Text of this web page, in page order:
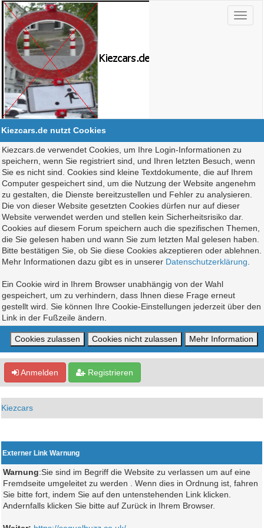
Kiezcars.de nutzt Cookies
Kiezcars.de verwendet Cookies, um Ihre Login-Informationen zu
speichern, wenn Sie registriert sind, und Ihren letzten Besuch, wenn
Sie es nicht sind. Cookies sind kleine Textdokumente, die auf Ihrem
Computer gespeichert sind, um die Nutzung der Website angenehm
zu gestalten, die Dienste bereitzustellen und Fehler zu analysieren.
Die von dieser Website gesetzten Cookies dürfen nur auf dieser
Website verwendet werden und stellen kein Sicherheitsrisiko dar.
Cookies auf diesem Forum speichern auch die spezifischen Themen,
die Sie gelesen haben und wann Sie zum letzten Mal gelesen haben.
Bitte bestätigen Sie, ob Sie diese Cookies akzeptieren oder ablehnen.
Mehr Informationen dazu gibt es in unserer Datenschutzerklärung
Ein Cookie wird in Ihrem Browser unabhängig von der Wahl
gespeichert, um zu verhindern, dass Ihnen diese Frage erneut
gestellt wird. Sie können Ihre Cookie-Einstellungen jederzeit über den
Link in der Fußzeile ändern.
Anmelden Registrieren
Kiezcars
Externer Link Warnung
Warnung:Sie sind im Begriff die Website zu verlassen um auf eine
Fremdseite umgeleitet zu werden . Wenn dies in Ordnung ist, fahren
Sie bitte fort, indem Sie auf den untenstehenden Link klicken.
Andernfalls klicken Sie bitte auf Zurück in Ihrem Browser.